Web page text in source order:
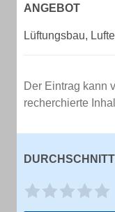
ANGEBOT
Lüftungsbau,
Der Eintrag kann
recherchierte